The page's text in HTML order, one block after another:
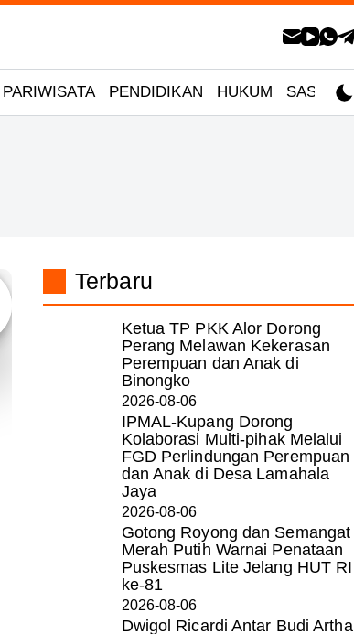
PARIWISATA PENDIDIKAN HUKUM SASTRA
Terbaru
Ketua TP PKK Alor Dorong
Perang Melawan Kekerasan
Perempuan dan Anak di
Binongko
2026-08-06
IPMAL-Kupang Dorong
Kolaborasi Multi-pihak Melalui
FGD Perlindungan Perempuan
dan Anak di Desa Lamahala
Jaya
2026-08-06
Gotong Royong dan Semangat
Merah Putih Warnai Penataan
Puskesmas Lite Jelang HUT RI
ke-81
2026-08-06
Dwigol Ricardi Antar Budi Artha